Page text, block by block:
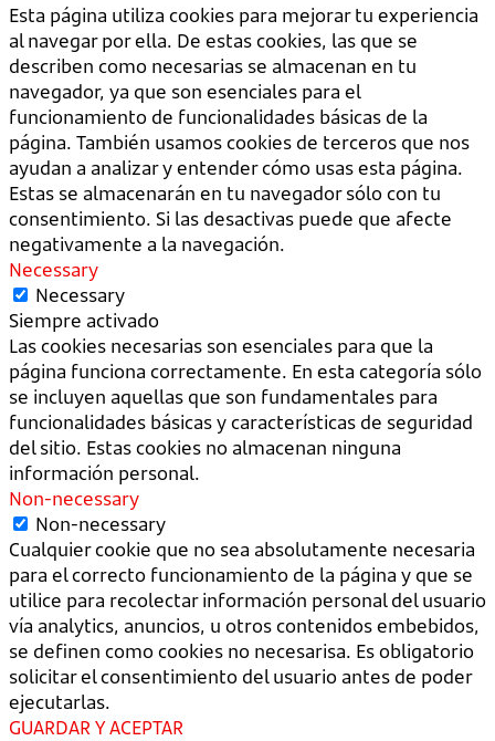
Esta página utiliza cookies para mejorar tu experiencia
al navegar por ella. De estas cookies, las que se
describen como necesarias se almacenan en tu
navegador, ya que son esenciales para el
funcionamiento de funcionalidades básicas de la
página. También usamos cookies de terceros que nos
ayudan a analizar y entender cómo usas esta página.
Estas se almacenarán en tu navegador sólo con tu
consentimiento. Si las desactivas puede que afecte
negativamente a la navegación.
Necessary
Necessary
Siempre activado
Las cookies necesarias son esenciales para que la
página funciona correctamente. En esta categoría sólo
se incluyen aquellas que son fundamentales para
funcionalidades básicas y características de seguridad
del sitio. Estas cookies no almacenan ninguna
información personal.
Non-necessary
Non-necessary
Cualquier cookie que no sea absolutamente necesaria
para el correcto funcionamiento de la página y que se
utilice para recolectar información personal del usuario
vía analytics, anuncios, u otros contenidos embebidos,
se definen como cookies no necesarisa. Es obligatorio
solicitar el consentimiento del usuario antes de poder
ejecutarlas.
GUARDAR Y ACEPTAR